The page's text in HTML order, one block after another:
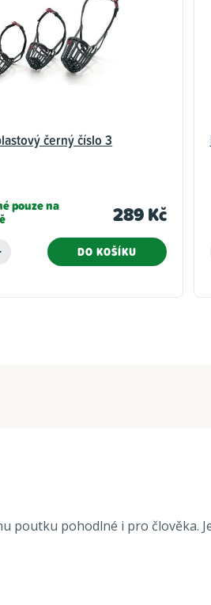
černý číslo 3
pouze na 289 Kč
DO KOŠÍKU
pohodlné i pro člověka.